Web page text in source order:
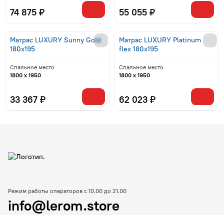
74 875 ₽ 55 055 ₽
Матрас LUXURY Sunny Gold
180x195
Спальное место
1800 x 1950
33 367 ₽
Матрас LUXURY Platinum
flex 180x195
Спальное место
1800 x 1950
62 023 ₽
Режим работы операторов с 10.00 до 21.00
info@lerom.store